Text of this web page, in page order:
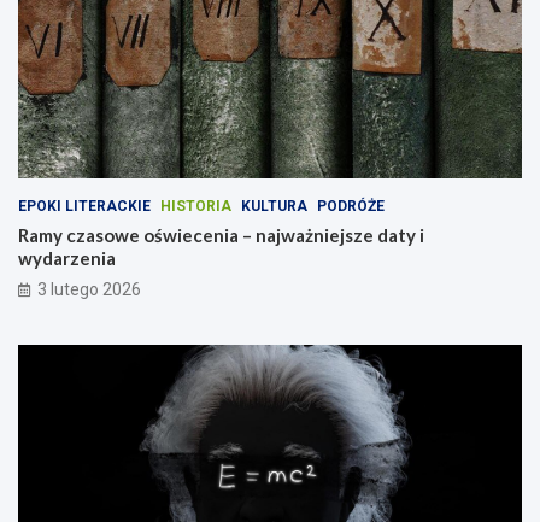
EPOKI LITERACKIE HISTORIA KULTURA PODRÓŻE
Ramy czasowe oświecenia – najważniejsze daty i
wydarzenia
3 lutego 2026